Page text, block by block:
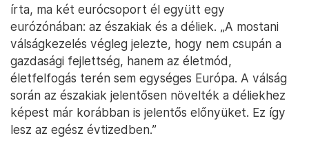
írta, ma két eurócsoport él együtt egy
eurózónában: az északiak és a déliek. „A mostani
válságkezelés végleg jelezte, hogy nem csupán a
gazdasági fejlettség, hanem az életmód,
életfelfogás terén sem egységes Európa. A válság
során az északiak jelentősen növelték a déliekhez
képest már korábban is jelentős előnyüket. Ez így
lesz az egész évtizedben.”